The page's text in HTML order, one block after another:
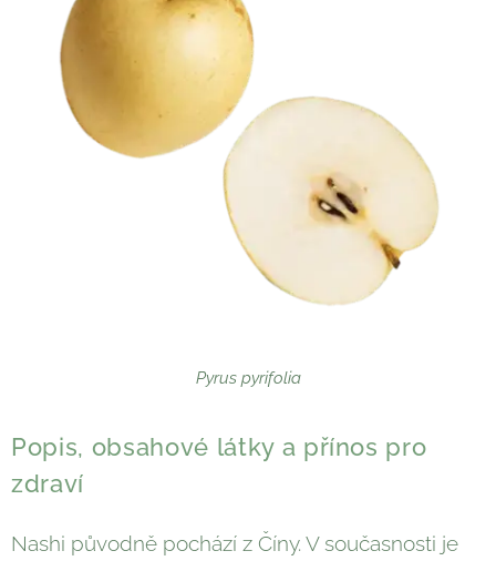
Pyrus pyrifolia
Popis, obsahové látky a přínos pro
zdraví
Nashi původně pochází z Číny. V současnosti je